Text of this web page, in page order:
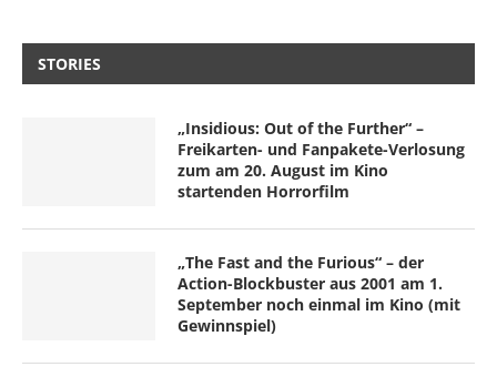
STORIES
„Insidious: Out of the Further“ –
Freikarten- und Fanpakete-Verlosung
zum am 20. August im Kino
startenden Horrorfilm
„The Fast and the Furious“ – der
Action-Blockbuster aus 2001 am 1.
September noch einmal im Kino (mit
Gewinnspiel)